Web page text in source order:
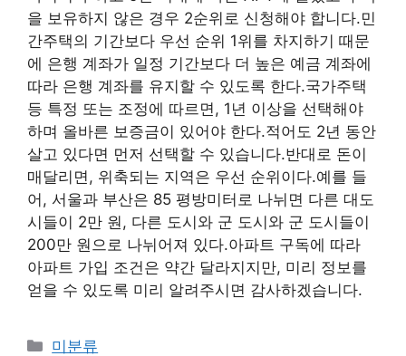
을 보유하지 않은 경우 2순위로 신청해야 합니다.민
간주택의 기간보다 우선 순위 1위를 차지하기 때문
에 은행 계좌가 일정 기간보다 더 높은 예금 계좌에
따라 은행 계좌를 유지할 수 있도록 한다.국가주택
등 특정 또는 조정에 따르면, 1년 이상을 선택해야
하며 올바른 보증금이 있어야 한다.적어도 2년 동안
살고 있다면 먼저 선택할 수 있습니다.반대로 돈이
매달리면, 위축되는 지역은 우선 순위이다.예를 들
어, 서울과 부산은 85 평방미터로 나뉘면 다른 대도
시들이 2만 원, 다른 도시와 군 도시와 군 도시들이
200만 원으로 나뉘어져 있다.아파트 구독에 따라
아파트 가입 조건은 약간 달라지지만, 미리 정보를
얻을 수 있도록 미리 알려주시면 감사하겠습니다.
Categories
미분류